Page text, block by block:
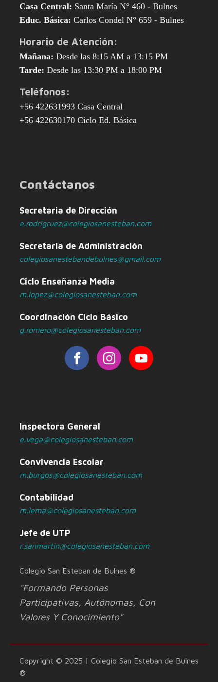
Casa Central: Santa María N° 460 - Bulnes
Educ. Básica: Carlos Condel N° 659 - Bulnes
Horario de Atención:
Mañana: Desde las 8:15 AM a 13:15 PM
Tarde: Desde las 13:30 PM a 18:00 PM
Teléfonos:
+56 422631993 Casa Central
+56 422630170 Ciclo Ed. Básica
Contáctanos
Secretaria de Dirección
e.rodrigruez@colegiosanesteban.com
Secretaria de Administración
colegiosanestebandebulnes@gmail.com
Ciclo Enseñanza Media
m.lopez@colegiosanesteban.com
Coordinación Ciclo Básico
g.romero@colegiosanesteban.com
Inspectora General
e.vega@colegiosanesteban.com
Convivencia Escolar
m.burgos@colegiosanesteban.com
Contabilidad
m.lema@colegiosanesteban.com
Jefe de UTP
r.sanmartin@colegiosanesteban.com
Colegio San Esteban de Bulnes ®
"Formando Personas
Participativas, Autónomas, Con
Valores Y Conocimiento"
Copyright © 2025 | Colegio San Esteban de Bulnes
®